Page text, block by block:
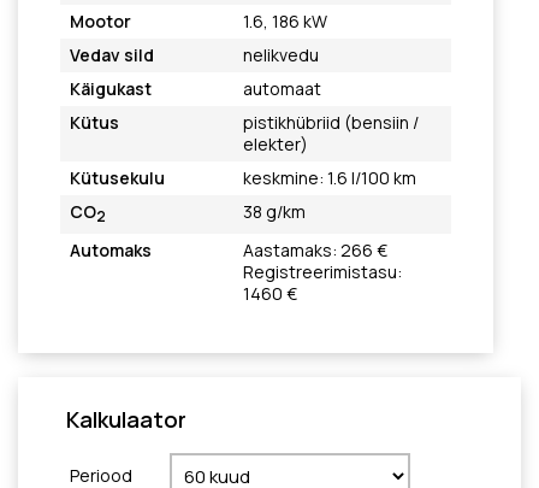
Mootor
1.6, 186 kW
Vedav sild
nelikvedu
Käigukast
automaat
Kütus
pistikhübriid (bensiin /
elekter)
Kütusekulu
keskmine: 1.6 l/100 km
CO2
38 g/km
Automaks
Aastamaks: 266 €
Registreerimistasu:
1460 €
Kalkulaator
Periood